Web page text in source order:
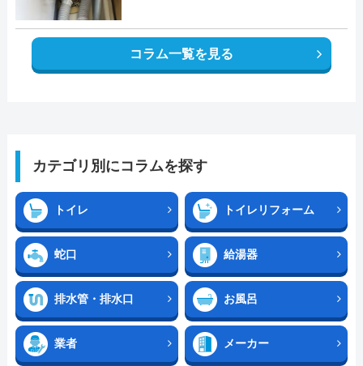
コラム一覧を見る
カテゴリ別にコラムを探す
トイレ トイレリフォーム
蛇口 給湯器
排水管・排水口 お風呂
業者 メーカー